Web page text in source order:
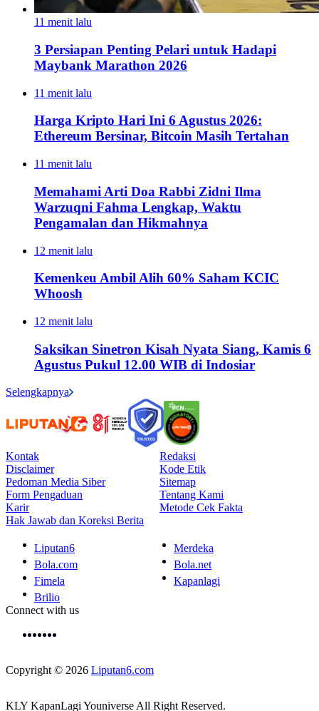
11 menit lalu
3 Persiapan Penting Pelari untuk Hadapi
Maybank Marathon 2026
11 menit lalu
Harga Kripto Hari Ini 6 Agustus 2026:
Ethereum Bersinar, Bitcoin Masih Tertahan
11 menit lalu
Memahami Arti Doa Rabbi Zidni Ilma
Warzuqni Fahma Lengkap, Waktu
Pengamalan dan Hikmahnya
12 menit lalu
Kemenkeu Ambil Alih 60% Saham KCIC
Whoosh
12 menit lalu
Saksikan Sinetron Kisah Nyata Siang, Kamis 6
Agustus Pukul 12.00 WIB di Indosiar
Selengkapnya
Kontak
Redaksi
Disclaimer
Kode Etik
Pedoman Media Siber
Sitemap
Form Pengaduan
Tentang Kami
Karir
Metode Cek Fakta
Hak Jawab dan Koreksi Berita
Liputan6
Merdeka
Bola.com
Bola.net
Fimela
Kapanlagi
Brilio
Connect with us
Copyright © 2026 Liputan6.com
KLY KapanLagi Youniverse All Right Reserved.